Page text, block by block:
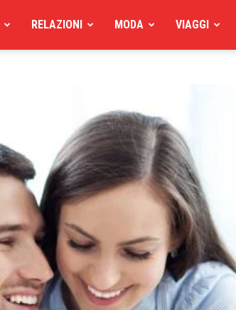
RELAZIONI MODA VIAGGI